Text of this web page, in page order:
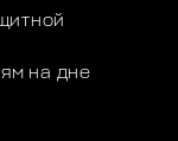
на дне